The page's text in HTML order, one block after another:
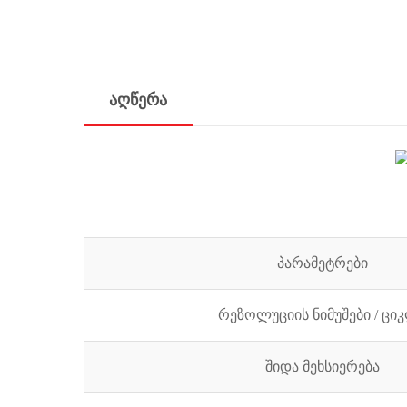
აღწერა
პარამეტრები
რეზოლუციის ნიმუშები /
შიდა მეხსიერება